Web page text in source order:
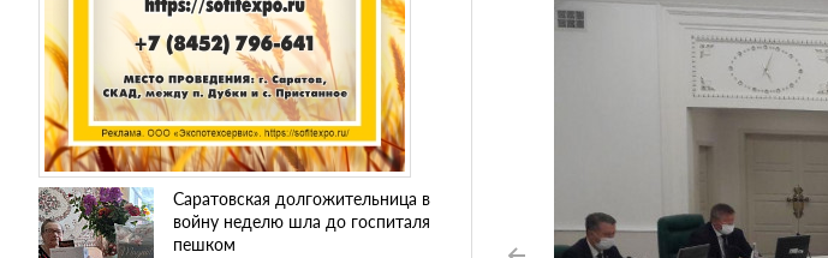
Саратовская долгожительница в
войну неделю шла до госпиталя
пешком